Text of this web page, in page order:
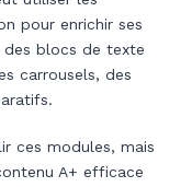
pour enrichir ses
des blocs de texte
carrousels, des
ces modules, mais
A+ efficace